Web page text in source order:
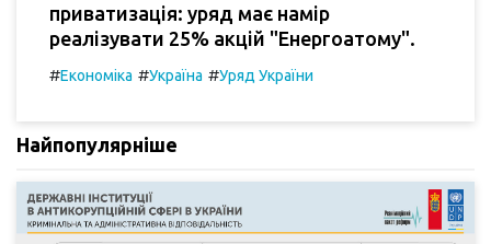
приватизація: уряд має намір
реалізувати 25% акцій "Енергоатому".
#Економіка #Україна #Уряд України
Найпопулярніше